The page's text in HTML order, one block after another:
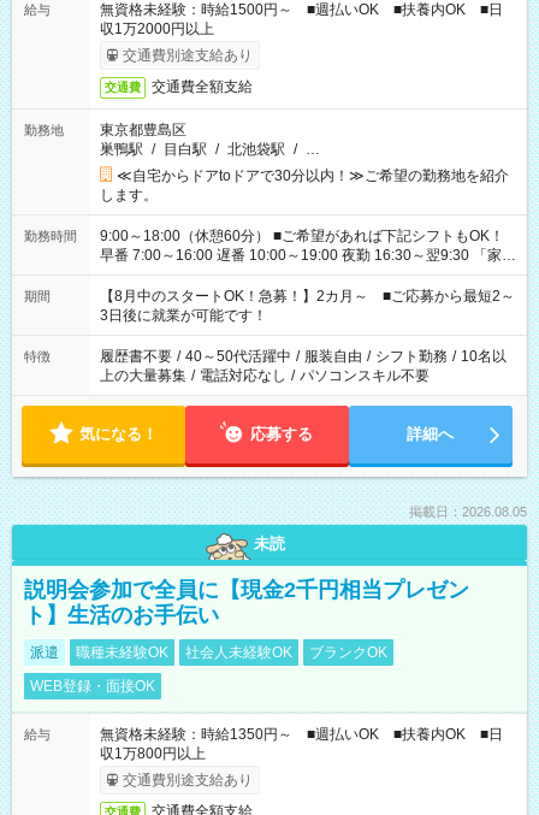
給与
無資格未経験：時給1500円～ ■週払いOK ■扶養内OK ■日
収1万2000円以上
交通費別途支給あり
交通費 交通費全額支給
勤務地
東京都豊島区
巣鴨駅 / 目白駅 / 北池袋駅 / …
≪自宅からドアtoドアで30分以内！≫ご希望の勤務地を紹介
します。
勤務時間
9:00～18:00（休憩60分） ■ご希望があれば下記シフトもOK！
早番 7:00～16:00 遅番 10:00～19:00 夜勤 16:30～翌9:30 「家族
と休みを合わせたい」 「余裕を持って夕飯の準備がしたい」
「できれば残業はしたくない」 など、ご希望を教えてください
ね。 ※Wワーク希望の方へ 今ご覧のお仕事で希望する勤務時間
と、もう1つのお仕事の勤務時間。 合計で週40時間を超える場
合は応募できません。
期間
【8月中のスタートOK！急募！】2カ月～ ■ご応募から最短2～
3日後に就業が可能です！
特徴 履歴書不要 / 40～50代活躍中 / 服装自由 / シフト勤務 / 10名以
上の大量募集 / 電話対応なし / パソコンスキル不要
気になる！ 応募する 詳細へ
掲載日：2026.08.05
未読
説明会参加で全員に【現金2千円相当プレゼン
ト】生活のお手伝い
派遣 職種未経験OK 社会人未経験OK
ブランクOK
WEB登録・面接OK
給与
無資格未経験：時給1350円～ ■週払いOK ■扶養内OK ■日
収1万800円以上
交通費別途支給あり
交通費 交通費全額支給